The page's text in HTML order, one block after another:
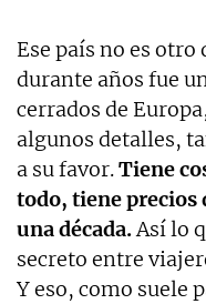
Ese país no es otro
durante años fue
cerrados de
algunos detalles,
a su favor.Tiene
todo, tiene precios
una década.Así lo
secreto entre
Y eso, como suele